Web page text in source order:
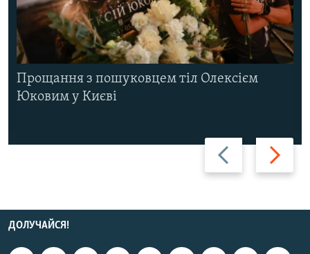
Назад Вперед
Прощання з пошуковцем тіл Олексієм
Юковим у Києві
ДОЛУЧАЙСЯ!